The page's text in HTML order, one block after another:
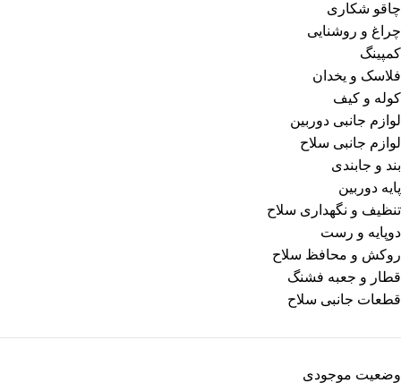
چاقو شکاری
چراغ و روشنایی
کمپینگ
فلاسک و یخدان
کوله و کیف
لوازم جانبی دوربین
لوازم جانبی سلاح
بند و جابندی
پایه دوربین
تنظیف و نگهداری سلاح
دوپایه و رست
روکش و محافظ سلاح
قطار و جعبه فشنگ
قطعات جانبی سلاح
وضعیت موجودی